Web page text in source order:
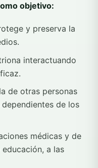
objetivo:
y preserva la
interactuando
de otras personas
de los
médicas y de
a las